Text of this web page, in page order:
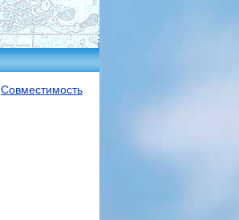
Совместимость